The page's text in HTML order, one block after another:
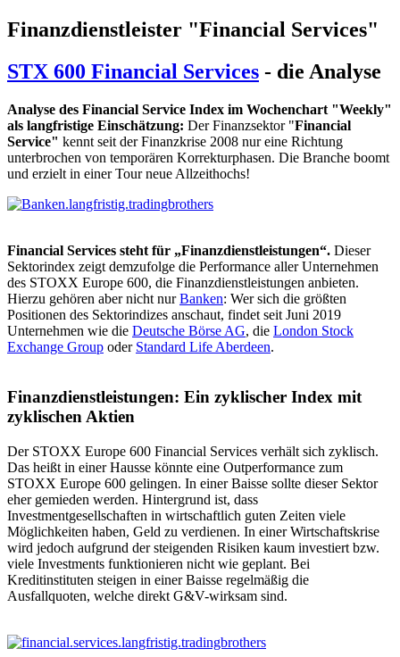
Finanzdienstleister "Financial Services"
STX 600 Financial Services - die Analyse
Analyse des Financial Service Index im Wochenchart "Weekly"
als langfristige Einschätzung: Der Finanzsektor "Financial
Service" kennt seit der Finanzkrise 2008 nur eine Richtung
unterbrochen von temporären Korrekturphasen. Die Branche boomt
und erzielt in einer Tour neue Allzeithochs!
Financial Services steht für „Finanzdienstleistungen“. Dieser
Sektorindex zeigt demzufolge die Performance aller Unternehmen
des STOXX Europe 600, die Finanzdienstleistungen anbieten.
Hierzu gehören aber nicht nurBanken: Wer sich die größten
Positionen des Sektorindizes anschaut, findet seit Juni 2019
Unternehmen wie die Deutsche Börse AG, die London Stock
Exchange Group oder Standard Life Aberdeen.
Finanzdienstleistungen: Ein zyklischer Index mit
zyklischen Aktien
Der STOXX Europe 600 Financial Services verhält sich zyklisch.
Das heißt in einer Hausse könnte eine Outperformance zum
STOXX Europe 600 gelingen. In einer Baisse sollte dieser Sektor
eher gemieden werden. Hintergrund ist, dass
Investmentgesellschaften in wirtschaftlich guten Zeiten viele
Möglichkeiten haben, Geld zu verdienen. In einer Wirtschaftskrise
wird jedoch aufgrund der steigenden Risiken kaum investiert bzw.
viele Investments funktionieren nicht wie geplant. Bei
Kreditinstituten steigen in einer Baisse regelmäßig die
Ausfallquoten, welche direkt G&V-wirksam sind.